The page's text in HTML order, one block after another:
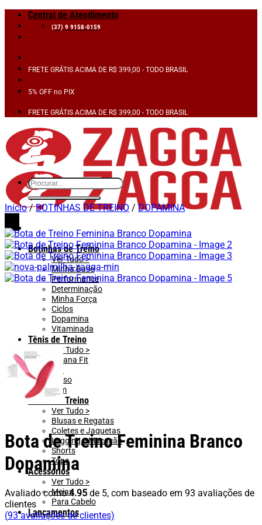
Skip
content
Central de Atendimento
(37) 9 9158-0159
FRETE GRÁTIS ACIMA DE R$ 399,00 - TODO BRASIL
5% OFF no PIX
FRETE GRÁTIS ACIMA DE R$ 399,00 - TODO BRASIL
Botinhas de Treino
Ver Tudo >
Minha Base
Performance
Determinação
Minha Força
Ciclos
Dopamina
Vitaminada
Tênis de Treino
Ver Tudo >
Emana Fit
Lift
Pulso
Slim
Looks de Treino
Ver Tudo >
Blusas e Regatas
Coletes e Jaquetas
Legging e Macacão
Shorts
Tops
Acessórios
Ver Tudo >
Meias
Para Cabelo
Lançamentos
Pesquisar
por:
Início / BOTINHAS DE TREINO / DOPAMINA
Bota de Treino Feminina Branco
Dopamina
Avaliado como4.95 de 5, com baseado em 93 avaliações de
clientes
(93avaliações de clientes)